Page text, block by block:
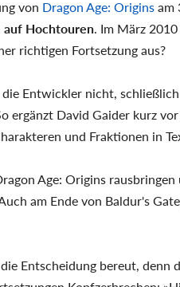
von Dragon Age: Originsam
Hochtouren. Im März
richtigen Fortsetzung aus?
die Entwickler nicht,
ergänzt David Gaider kurz
und Fraktionen in
Age: Origins
am Ende von Baldur's
Entscheidung bereut,